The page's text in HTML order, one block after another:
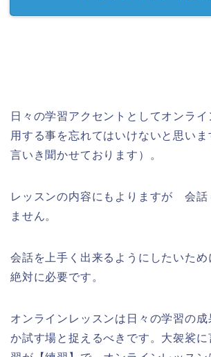
日々の学習アクセントとしてオンライ
用する事を忘れてはいけないと思いま
言いき聞かせております）。
レッスンの内容にもよりますが 会話
ません。
会話を上手く出来るようにしたいた
絶対に必要です。
オンラインレッスンは日々の学習の成
か試す場と捉えるべきです。大袈裟に